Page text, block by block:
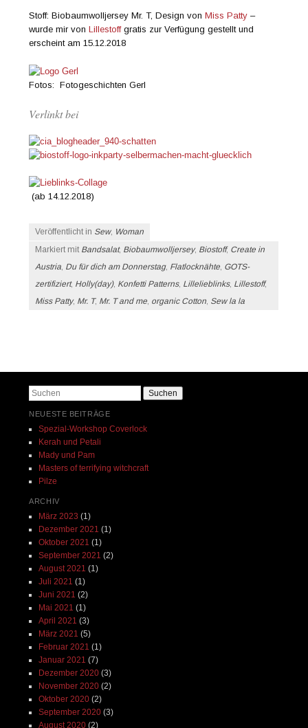
Stoff: Biobaumwolljersey Mr. T, Design vonMiss Patty –
wurde mir vonLillestoffgratis zur Verfügung gestellt und
erscheint am 15.12.2018
Fotos: Fotogeschichten Gerl
Verlinkt bei
(ab 14.12.2018)
Veröffentlicht in Sew, Woman
Markiert mit Bandsalat, Biobaumwolljersey, Biostoff, Create in
Austria Du für dich am Donnerstag, Flatlocknähte GOTS-
zertifiziert, Holly(day), Konfetti Patterns, Lillelieblinks, Lillestoff,
Miss Patty, Mr. T, Mr. T and me organic Cotton Sew la la
Suchen
NEUESTE BEITRÄGE
Spezial-Workshop Coverlock
Kerah und Petali
Mady und Pam
Masters of terrifying witchcraft
Pilze
ARCHIV
März 2023 (1)
Dezember 2021 (1)
Oktober 2021 (1)
September 2021 (2)
August 2021 (1)
Juli 2021 (1)
Juni 2021 (2)
Mai 2021 (1)
April 2021 (3)
März 2021 (5)
Februar 2021 (1)
Januar 2021 (7)
Dezember 2020(3)
November 2020(2)
Oktober 2020(2)
September 2020(3)
August 2020(2)